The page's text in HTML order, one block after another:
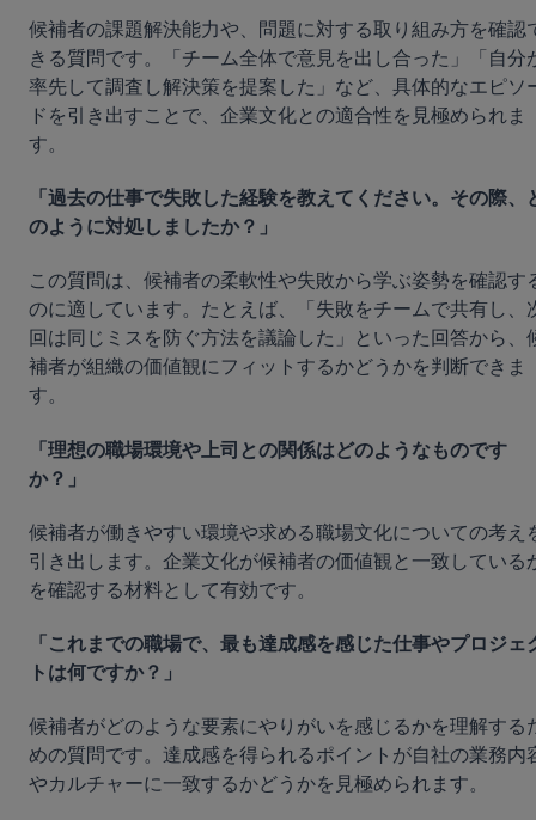
候補者の課題解決能力や、問題に対する取り組み方を確認
きる質問です。「チーム全体で意見を出し合った」「自分
率先して調査し解決策を提案した」など、具体的なエピソ
ドを引き出すことで、企業文化との適合性を見極められま
す。
「過去の仕事で失敗した経験を教えてください。その際、
のように対処しましたか？」
この質問は、候補者の柔軟性や失敗から学ぶ姿勢を確認す
のに適しています。たとえば、「失敗をチームで共有し、
回は同じミスを防ぐ方法を議論した」といった回答から、
補者が組織の価値観にフィットするかどうかを判断できま
す。
「理想の職場環境や上司との関係はどのようなものです
か？」
候補者が働きやすい環境や求める職場文化についての考え
引き出します。企業文化が候補者の価値観と一致している
を確認する材料として有効です。
「これまでの職場で、最も達成感を感じた仕事やプロジェ
トは何ですか？」
候補者がどのような要素にやりがいを感じるかを理解する
めの質問です。達成感を得られるポイントが自社の業務内
やカルチャーに一致するかどうかを見極められます。